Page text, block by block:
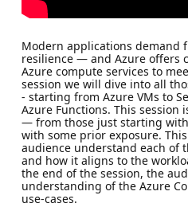
Modern applications demand
resilience — and Azure offers
Azure compute services to
session we will dive into all
- starting from Azure VMs to
Azure Functions. This session
— from those just starting
with some prior exposure.
audience understand each of
and how it aligns to the
the end of the session, the
understanding of the Azure
use-cases.